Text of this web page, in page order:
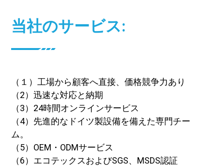
当社のサービス:
（１）工場から顧客へ直接、価格競争力あり
（2）迅速な対応と納期
（3）24時間オンラインサービス
（4）先進的なドイツ製設備を備えた専門チー
ム。
（5）OEM・ODMサービス
（6）エコテックスおよびSGS、MSDS認証